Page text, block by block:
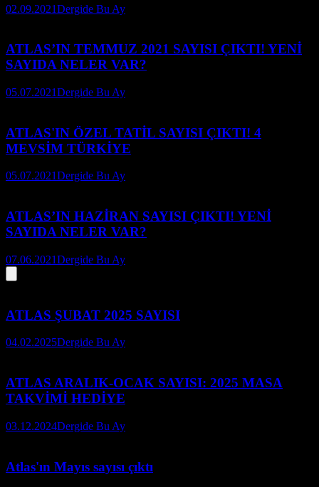
02.09.2021Dergide Bu Ay
ATLAS’IN TEMMUZ 2021 SAYISI ÇIKTI! YENİ
SAYIDA NELER VAR?
05.07.2021Dergide Bu Ay
ATLAS'IN ÖZEL TATİL SAYISI ÇIKTI! 4
MEVSİM TÜRKİYE
05.07.2021Dergide Bu Ay
ATLAS’IN HAZİRAN SAYISI ÇIKTI! YENİ
SAYIDA NELER VAR?
07.06.2021Dergide Bu Ay
ATLAS ŞUBAT 2025 SAYISI
04.02.2025Dergide Bu Ay
ATLAS ARALIK-OCAK SAYISI: 2025 MASA
TAKVİMİ HEDİYE
03.12.2024Dergide Bu Ay
Atlas'ın Mayıs sayısı çıktı